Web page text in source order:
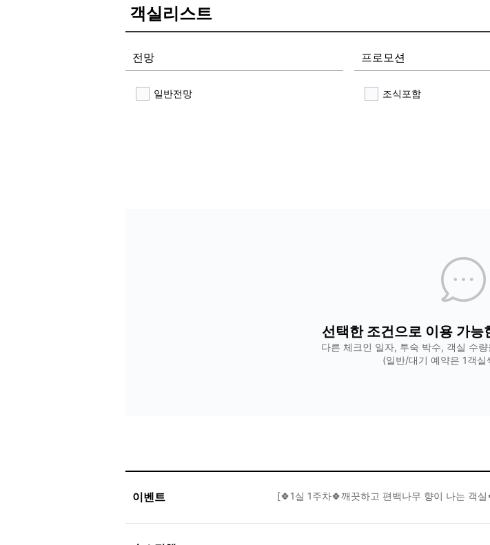
객실리스트
전망
일반전망
프로모션
조식포함
선택한 조건으로 이용 가능
다른 체크인 일자, 투숙 박수, 객실 수
(일반/대기 예약은 1객실
이벤트 [🍀1실 1주차🍀깨끗하고 편백나무 향이 나는 객실